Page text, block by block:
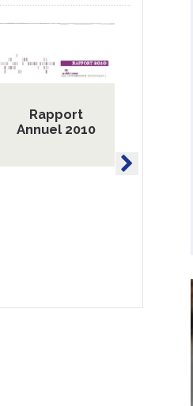
Rapport
Annuel 2010